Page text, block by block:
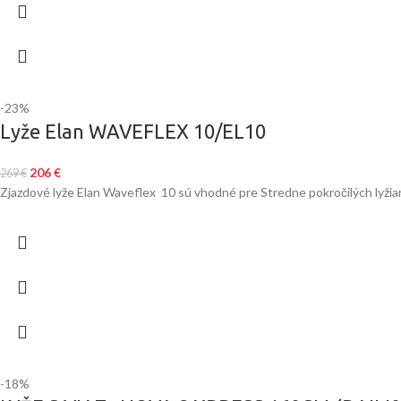
-23%
Lyže Elan WAVEFLEX 10/EL10
269€ 206€
Zjazdové lyže Elan Waveflex 10 sú vhodné pre Stredne pokročilých
-18%